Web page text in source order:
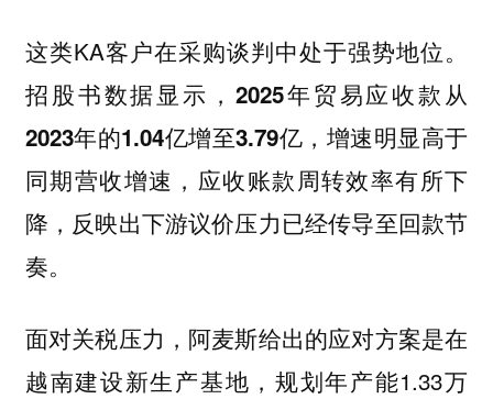
这类KA客户在采购谈判中处于强势地位。
招股书数据显示，2025年贸易应收款从
2023年的1.04亿增至3.79亿，增速明显高于
同期营收增速， 应收账款周转效率有所下
降，反映出下游议价压力已经传导至回款节
奏。
面对关税压力，阿麦斯给出的应对方案是在
越南建设新生产基地，规划年产能1.33万